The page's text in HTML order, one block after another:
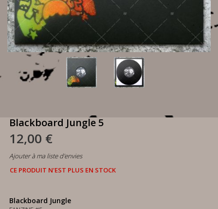
Blackboard Jungle 5
12,00 €
Ajouter à ma liste d'envies
CE PRODUIT N'EST PLUS EN STOCK
Blackboard Jungle